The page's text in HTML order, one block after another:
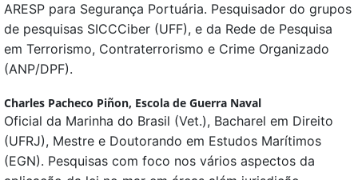
ARESP para Segurança Portuária. Pesquisador do grupos
de pesquisas SICCCiber (UFF), e da Rede de Pesquisa
em Terrorismo, Contraterrorismo e Crime Organizado
(ANP/DPF).
Charles Pacheco Piñon, Escola de Guerra Naval
Oficial da Marinha do Brasil (Vet.), Bacharel em Direito
(UFRJ), Mestre e Doutorando em Estudos Marítimos
(EGN). Pesquisas com foco nos vários aspectos da